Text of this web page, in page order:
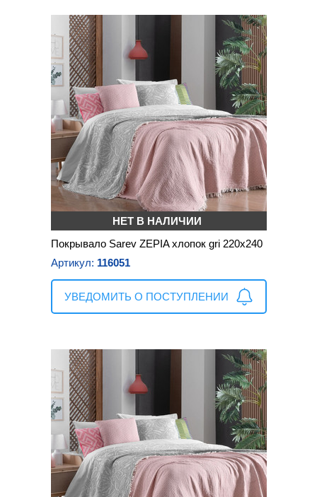
НЕТ В НАЛИЧИИ
Покрывало Sarev ZEPIA хлопок gri 220х240
Артикул: 116051
УВЕДОМИТЬ О ПОСТУПЛЕНИИ